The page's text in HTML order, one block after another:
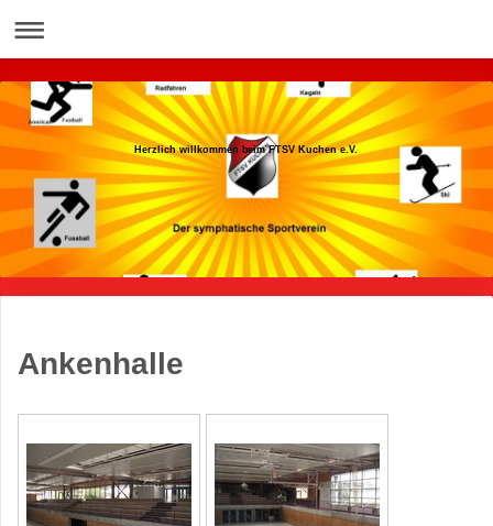
Herzlich willkommen beim FTSV Kuchen e.V.
Herzlich willkommen beim FTSV Kuchen e.V.
Ankenhalle